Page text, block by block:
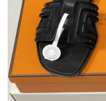
2026人気特集
バッグ
財布
時計
ズボン
衣装セット
住まい用品
アクセサリー
ベルト
スカーフ
アイフォーンケ
ース
小物
最
新